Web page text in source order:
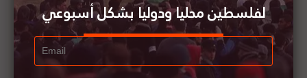
لفلسطين محليا ودوليا بشكل أسبوعي